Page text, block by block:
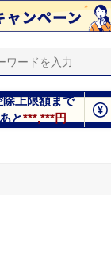
除上限額まで
あと***,***円